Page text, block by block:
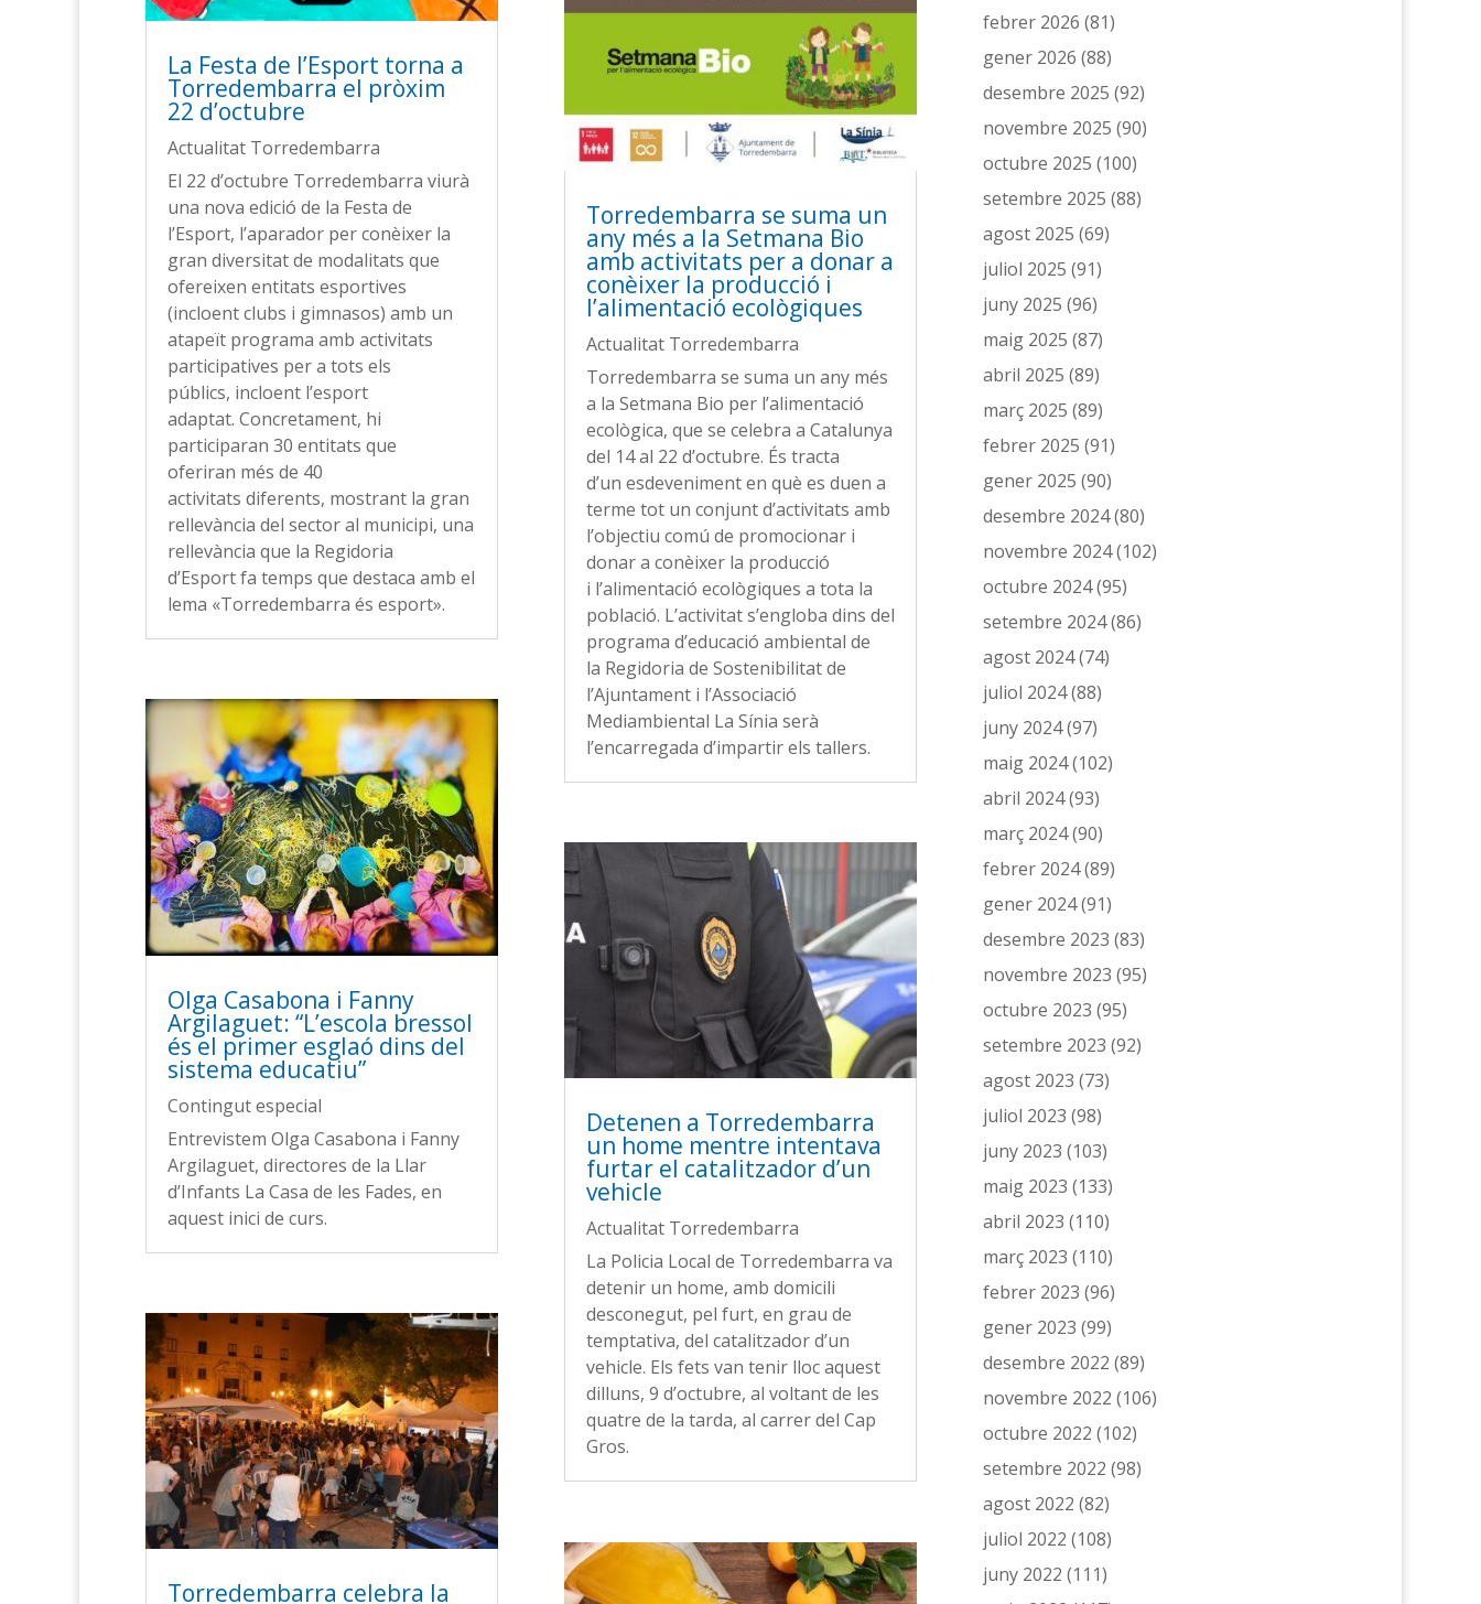
La Festa de l’Esport torna a
Torredembarra el pròxim
22 d’octubre
Actualitat Torredembarra
El 22 d’octubre Torredembarra viurà
una nova edició de la Festa de
l’Esport, l’aparador per conèixer la
gran diversitat de modalitats que
ofereixen entitats esportives
(incloent clubs i gimnasos) amb un
atapeït programa amb activitats
participatives per a tots els
públics, incloent l’esport
adaptat. Concretament, hi
participaran 30 entitats que
oferiran més de 40
activitats diferents, mostrant la gran
rellevància del sector al municipi, una
rellevància que la Regidoria
d’Esport fa temps que destaca amb el
lema «Torredembarra és esport».
Olga Casabona i Fanny
Argilaguet: “L’escola bressol
és el primer esglaó dins del
sistema educatiu”
Contingut especial
Entrevistem Olga Casabona i Fanny
Argilaguet, directores de la Llar
d’Infants La Casa de les Fades, en
aquest inici de curs.
Torredembarra celebra la
Torredembarra se suma un
any més a la Setmana Bio
amb activitats per a donar a
conèixer la producció i
l’alimentació ecològiques
Actualitat Torredembarra
Torredembarra se suma un any més
a la Setmana Bio per l’alimentació
ecològica, que se celebra a Catalunya
del 14 al 22 d’octubre. És tracta
d’un esdeveniment en què es duen a
terme tot un conjunt d’activitats amb
l’objectiu comú de promocionar i
donar a conèixer la producció
i l’alimentació ecològiques a tota la
població. L’activitat s’engloba dins del
programa d’educació ambiental de
la Regidoria de Sostenibilitat de
l’Ajuntament i l’Associació
Mediambiental La Sínia serà
l’encarregada d’impartir els tallers.
Detenen a Torredembarra
un home mentre intentava
furtar el catalitzador d’un
vehicle
Actualitat Torredembarra
La Policia Local de Torredembarra va
detenir un home, amb domicili
desconegut, pel furt, en grau de
temptativa, del catalitzador d’un
vehicle. Els fets van tenir lloc aquest
dilluns, 9 d’octubre, al voltant de les
quatre de la tarda, al carrer del Cap
Gros.
febrer 2026 (81)
gener 2026 (88)
desembre 2025 (92)
novembre 2025 (90)
octubre 2025 (100)
setembre 2025 (88)
agost 2025 (69)
juliol 2025 (91)
juny 2025 (96)
maig 2025 (87)
abril 2025 (89)
març 2025 (89)
febrer 2025 (91)
gener 2025 (90)
desembre 2024(80)
novembre 2024(102)
octubre 2024(95)
setembre 2024(86)
agost 2024(74)
juliol 2024(88)
juny 2024(97)
maig 2024(102)
abril 2024(93)
març 2024(90)
febrer 2024(89)
gener 2024(91)
desembre 2023 (83)
novembre 2023 (95)
octubre 2023 (95)
setembre 2023 (92)
agost 2023 (73)
juliol 2023 (98)
juny 2023 (103)
maig 2023 (133)
abril 2023 (110)
març 2023 (110)
febrer 2023 (96)
gener 2023 (99)
desembre 2022 (89)
novembre 2022 (106)
octubre 2022 (102)
setembre 2022 (98)
agost 2022 (82)
juliol 2022 (108)
juny 2022 (111)